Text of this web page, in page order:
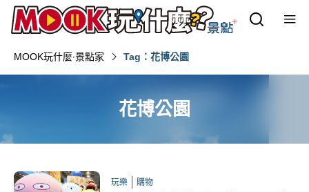
MOOK玩什麼‧景點家 Tag：花博公園
花博公園
玩樂 購物